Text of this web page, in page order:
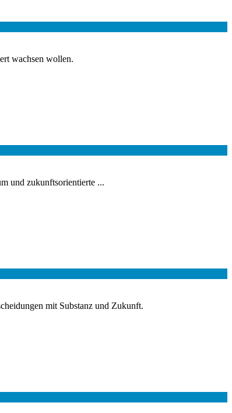
wachsen wollen.
und zukunftsorientierte ...
mit Substanz und Zukunft.